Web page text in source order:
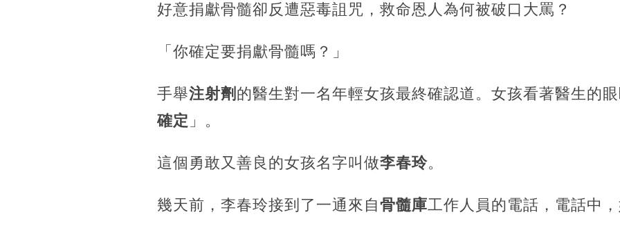
好意捐獻骨髓卻反遭惡毒詛咒，救命恩人為何被破口大罵？
「你確定要捐獻骨髓嗎？」
手舉注射劑 的醫生對一名年輕女孩最終確認道。女孩看著醫生的
確定 」。
這個勇敢又善良的女孩名字叫做李春玲。
幾天前，李春玲接到了一通來自骨髓庫工作人員的電話，電話中